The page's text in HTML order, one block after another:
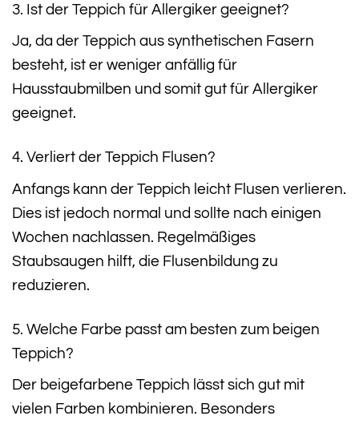
3. Ist der Teppich für Allergiker geeignet?
Ja, da der Teppich aus synthetischen Fasern
besteht, ist er weniger anfällig für
Hausstaubmilben und somit gut für Allergiker
geeignet.
4. Verliert der Teppich Flusen?
Anfangs kann der Teppich leicht Flusen verlieren.
Dies ist jedoch normal und sollte nach einigen
Wochen nachlassen. Regelmäßiges
Staubsaugen hilft, die Flusenbildung zu
reduzieren.
5. Welche Farbe passt am besten zum beigen
Teppich?
Der beigefarbene Teppich lässt sich gut mit
vielen Farben kombinieren. Besonders